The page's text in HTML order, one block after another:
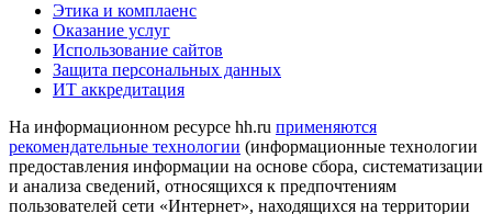
Этика и комплаенс
Оказание услуг
Использование сайтов
Защита персональных данных
ИТ аккредитация
На информационном ресурсе hh.ru применяются
рекомендательные технологии (информационные технологии
предоставления информации на основе сбора, систематизации
и анализа сведений, относящихся к предпочтениям
пользователей сети «Интернет», находящихся на территории